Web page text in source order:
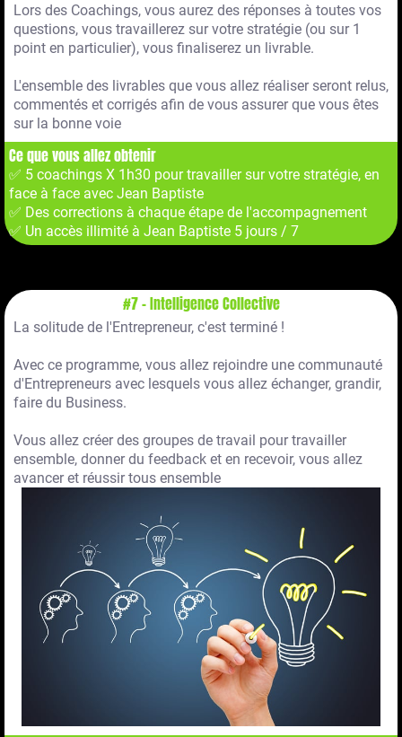
Lors des Coachings, vous aurez des réponses à toutes vos
questions, vous travaillerez sur votre stratégie (ou sur 1
point en particulier), vous finaliserez un livrable.
L'ensemble des livrables que vous allez réaliser seront relus,
commentés et corrigés afin de vous assurer que vous êtes
sur la bonne voie
Ce que vous allez obtenir
✅ 5 coachings X 1h30 pour travailler sur votre stratégie, en
face à face avec Jean Baptiste
✅ Des corrections à chaque étape de l'accompagnement
✅ Un accès illimité à Jean Baptiste 5 jours / 7
#7 - Intelligence Collective
La solitude de l'Entrepreneur, c'est terminé !
Avec ce programme, vous allez rejoindre une communauté
d'Entrepreneurs avec lesquels vous allez échanger, grandir,
faire du Business.
Vous allez créer des groupes de travail pour travailler
ensemble, donner du feedback et en recevoir, vous allez
avancer et réussir tous ensemble